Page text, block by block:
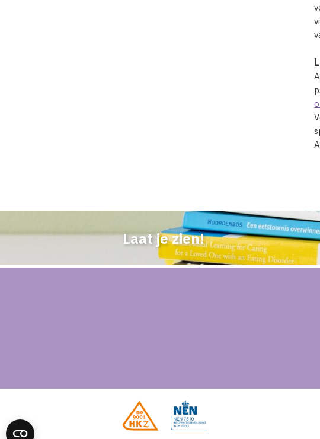
Laat je zien!